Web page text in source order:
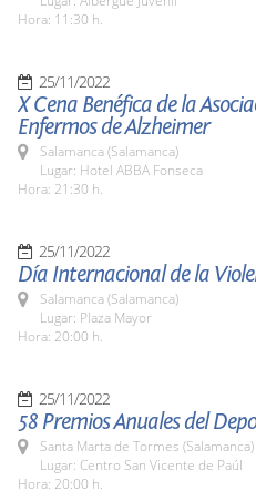
Hora: 11:30 h.
25/11/2022
X Cena Benéfica de la
Enfermos de Alzheimer
Salamanca (Salamanca)
Lugar: Hotel ABBA Fonseca
Hora: 21:30 h.
25/11/2022
Día Internacional de la
Salamanca (Salamanca)
Lugar: Plaza Mayor
Hora: 20:00 h.
25/11/2022
58 Premios Anuales del
Santa Marta de Tormes (Salamanca)
Lugar: Centro San Vicente de Paúl
Hora: 20:00 h.